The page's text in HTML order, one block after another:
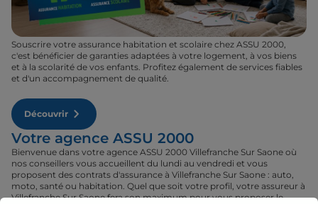
Souscrire votre assurance habitation et scolaire chez ASSU 2000,
c'est bénéficier de garanties adaptées à votre logement, à vos biens
et à la scolarité de vos enfants. Profitez également de services fiables
et d'un accompagnement de qualité.
Découvrir
Votre agence ASSU 2000
Bienvenue dans votre agence ASSU 2000 Villefranche Sur Saone où
nos conseillers vous accueillent du lundi au vendredi et vous
proposent des contrats d'assurance à Villefranche Sur Saone : auto,
moto, santé ou habitation. Quel que soit votre profil, votre assureur à
Villefranche Sur Saone fera son maximum pour vous proposer le